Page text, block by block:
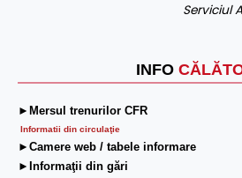
INFO
►Mersul trenurilor CFR
Informatii din circulaţie
►Camere web / tabele informare
►Informaţii din gări
Serviciul